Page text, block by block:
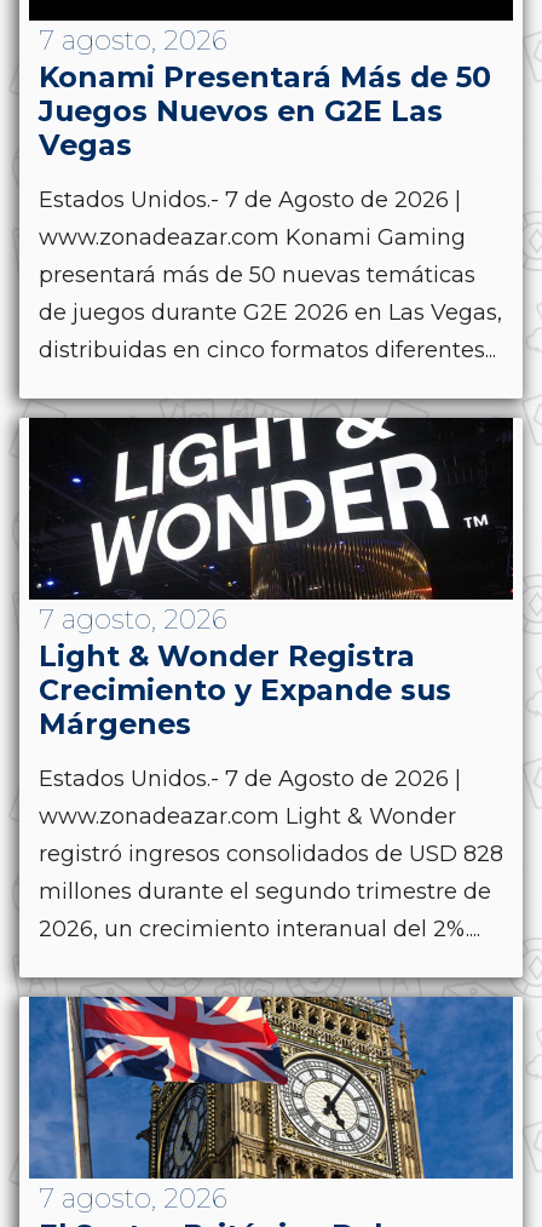
7 agosto, 2026
Konami Presentará Más de 50
Juegos Nuevos en G2E Las
Vegas
Estados Unidos.- 7 de Agosto de 2026 |
www.zonadeazar.com Konami Gaming
presentará más de 50 nuevas temáticas
de juegos durante G2E 2026 en Las Vegas,
distribuidas en cinco formatos diferentes...
7 agosto, 2026
Light & Wonder Registra
Crecimiento y Expande sus
Márgenes
Estados Unidos.- 7 de Agosto de 2026 |
www.zonadeazar.com Light & Wonder
registró ingresos consolidados de USD 828
millones durante el segundo trimestre de
2026, un crecimiento interanual del 2%....
7 agosto, 2026